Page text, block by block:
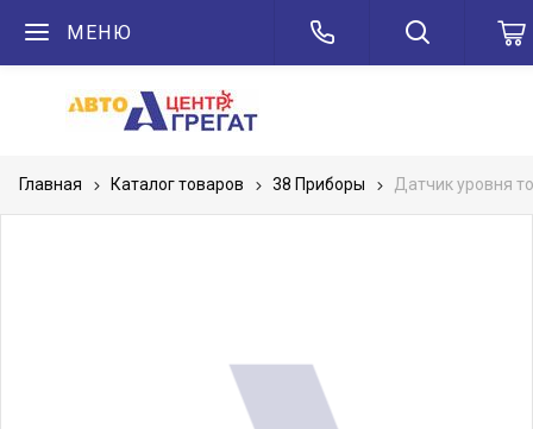
МЕНЮ
Главная Каталог товаров 38 Приборы Датчик уровня